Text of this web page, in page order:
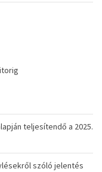
teljesítendő a 2025.
szóló jelentés